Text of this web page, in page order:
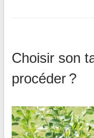
Choisir son
procéder ?